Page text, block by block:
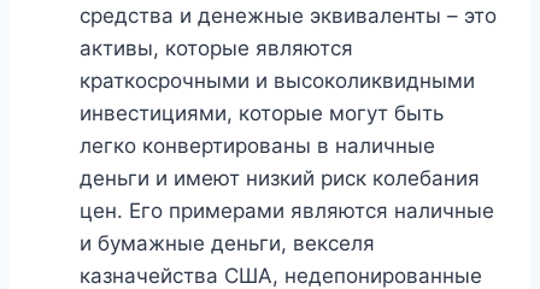
средства и денежные эквиваленты – это
активы, которые являются
краткосрочными и высоколиквидными
инвестициями, которые могут быть
легко конвертированы в наличные
деньги и имеют низкий риск колебания
цен. Его примерами являются наличные
и бумажные деньги, векселя
казначейства США, недепонированные